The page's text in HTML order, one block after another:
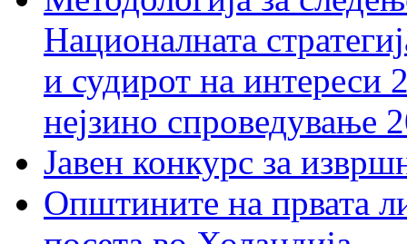
Националната
и судирот на интереси
нејзино спроведување
Јавен конкурс за
Општините на првата